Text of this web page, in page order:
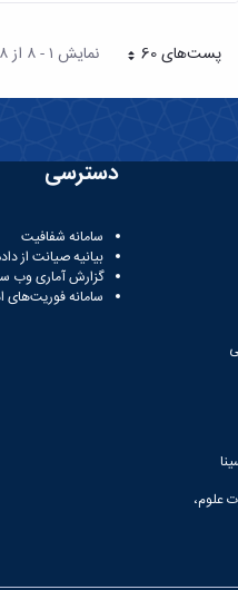
پست‌‌های 60هر صفحه نمایش ۱ - ۸ از ۸ نتیجه
علوم،
دسترسی
سامانه شفافیت
بیانیه صیانت از
گزارش آماری وب‌
سامانه فوریت‌های